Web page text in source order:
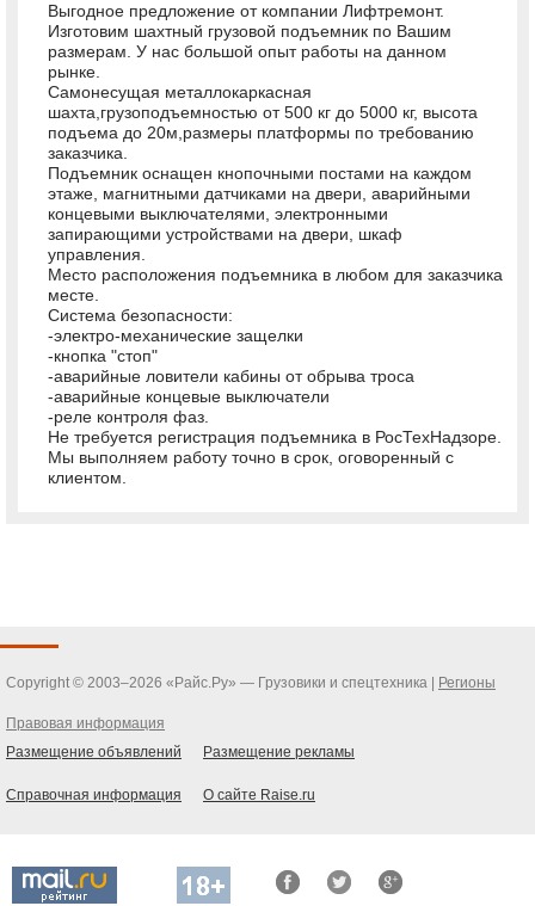
Выгодное предложение от компании Лифтремонт.
Изготовим шахтный грузовой подъемник по Вашим
размерам. У нас большой опыт работы на данном
рынке.
Самонесущая металлокаркасная
шахта,грузоподъемностью от 500 кг до 5000 кг, высота
подъема до 20м,размеры платформы по требованию
заказчика.
Подъемник оснащен кнопочными постами на каждом
этаже, магнитными датчиками на двери, аварийными
концевыми выключателями, электронными
запирающими устройствами на двери, шкаф
управления.
Место расположения подъемника в любом для заказчика
месте.
Система безопасности:
-электро-механические защелки
-кнопка "стоп"
-аварийные ловители кабины от обрыва троса
-аварийные концевые выключатели
-реле контроля фаз.
Не требуется регистрация подъемника в РосТехНадзоре.
Мы выполняем работу точно в срок, оговоренный с
клиентом.
Copyright © 2003–2026 «Райс.Ру» — Грузовики и спецтехника | Регионы
Правовая информация
Размещение объявлений
Размещение рекламы
Справочная информация О сайте Raise.ru